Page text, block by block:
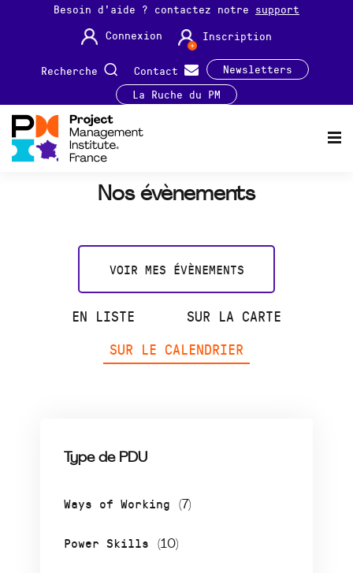
Besoin d'aide ? contactez notre support
Connexion
Inscription
Recherche Contact
Newsletters
La Ruche du PM
Nos évènements
VOIR MES ÉVÈNEMENTS
EN LISTE
SUR LA CARTE
SUR LE CALENDRIER
Type de PDU
Ways of Working (7)
Power Skills (10)